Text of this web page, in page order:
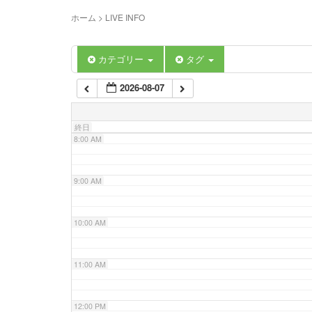
ホーム > LIVE INFO
カテゴリー タグ
2026-08-07
終日
5:00 AM
6:00 AM
7:00 AM
8:00 AM
9:00 AM
10:00 AM
11:00 AM
12:00 PM